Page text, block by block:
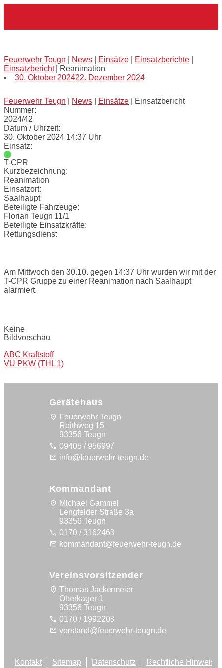
Feuerwehr Teugn News Einsätze Einsatzberichte
Einsatzbericht|
Reanimation
30. Oktober 202422. Dezember 2024
Feuerwehr Teugn News Einsätze
Einsatzbericht
Nummer:
2024/42
Datum / Uhrzeit:
30. Oktober 2024 14:37 Uhr
Einsatz:
T-CPR
Kurzbezeichnung:
Reanimation
Einsatzort:
Saalhaupt
Beteiligte Fahrzeuge:
Florian Teugn 11/1
Beteiligte Einsatzkräfte:
Rettungsdienst
Am Mittwoch den 30.10. gegen 14:37 Uhr wurden wir mit der
T-CPR Gruppe zu einer Reanimation nach Saalhaupt
alarmiert.
Keine
Bildvorschau
Post
navigation
ABC Kraftstoff
VU PKW (THL 1)
Gerätehaus
location_on Feuerwehr Teugn
Roithweg 15
93356 Teugn
call 09405 / 956997
mail info@feuerwehr-teugn.de
Kommandant
location_on Michael Gammel
Lengfelder Straße 3a
93356 Teugn
call 0170 / 3162463
mail kommandant@feuerwehr-teugn.de
Vereinsvorsitzender
location_on Thomas Jackermeier
Oberkager 1
93356 Teugn
call 0170 / 1992208
mail vorstand@feuerwehr-teugn.de
Kontakt Sitemap Datenschutz Rechtliche Hinweise